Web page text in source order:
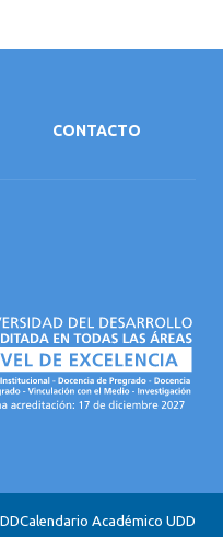
CONTACTO
Calendario Académico UDD